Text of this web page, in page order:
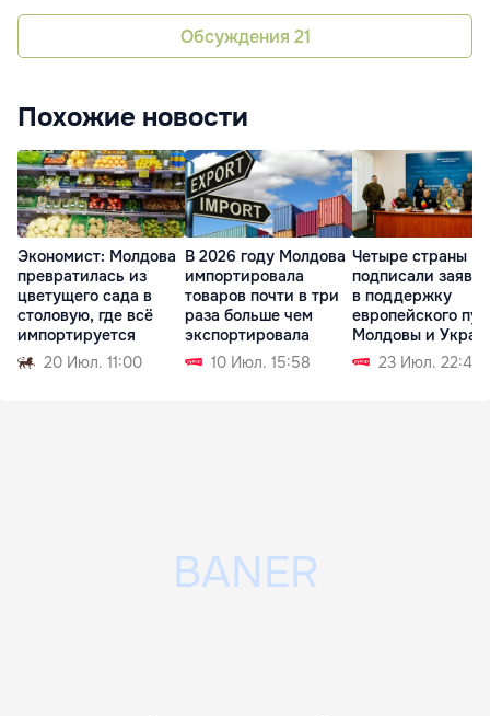
Обсуждения 21
Похожие новости
Экономист: Молдова
превратилась из
цветущего сада в
столовую, где всё
импортируется
20 Июл. 11:00
В 2026 году Молдова
импортировала
товаров почти в три
раза больше чем
экспортировала
10 Июл. 15:58
Четыре страны
подписали
в поддержку
европейского
Молдовы и
23 Июл. 22:42